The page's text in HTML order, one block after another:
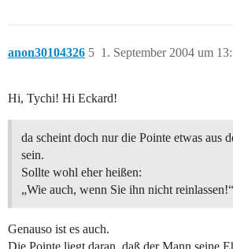
anon30104326 1. September 2004 um
5
Hi, Tychi! Hi Eckard!
da scheint doch nur die Pointe etwas aus
sein.
Sollte wohl eher heißen:
„Wie auch, wenn Sie ihn nicht reinlassen!“
Genauso ist es auch.
Die Pointe liegt daran, daß der Mann seine